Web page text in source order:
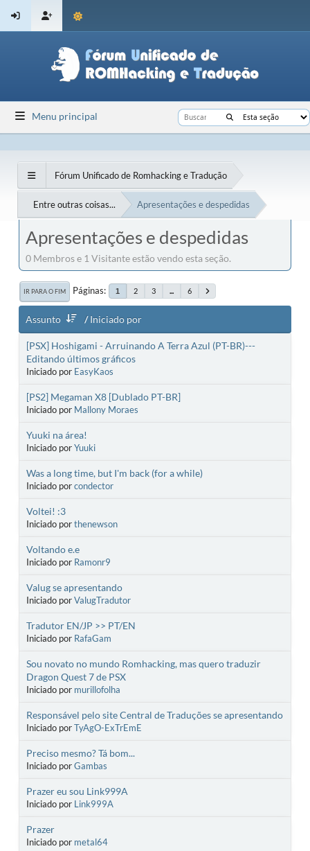
Menu principal
Fórum Unificado de Romhacking e Tradução
Entre outras coisas... Apresentações e despedidas
Apresentações e despedidas
0 Membros e 1 Visitante estão vendo esta seção.
IR PARA O FIM Páginas 1 2 3 ... 6
Assunto /Iniciado por
[PSX] Hoshigami - Arruinando A Terra Azul (PT-BR)---
Editando últimos gráficos
Iniciado por EasyKaos
[PS2] Megaman X8 [Dublado PT-BR]
Iniciado por Mallony Moraes
Yuuki na área!
Iniciado porYuuki
Was a long time, but I'm back (for a while)
Iniciado porcondector
Voltei! :3
Iniciado porthenewson
Voltando e.e
Iniciado por Ramonr9
Valug se apresentando
Iniciado porValugTradutor
Tradutor EN/JP >> PT/EN
Iniciado por RafaGam
Sou novato no mundo Romhacking, mas quero traduzir
Dragon Quest 7 de PSX
Iniciado por murillofolha
Responsável pelo site Central de Traduções se apresentando
Iniciado porTyAgO-ExTrEmE
Preciso mesmo? Tá bom...
Iniciado porGambas
Prazer eu sou Link999A
Iniciado por Link999A
Prazer
Iniciado por metal64